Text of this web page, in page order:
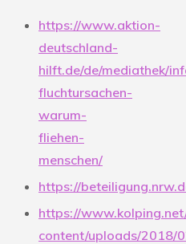
https://www.aktion-
deutschland-
hilft.de/de/mediathek/
fluchtursachen-
warum-
fliehen-
menschen/
https://
https://
content/uploads/2018/